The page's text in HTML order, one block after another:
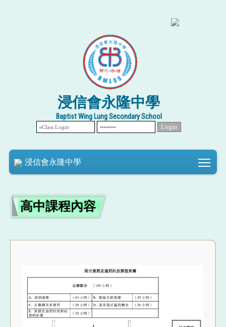
浸信會永隆中學
Baptist Wing Lung Secondary School
浸信會永隆中學
高中課程內容